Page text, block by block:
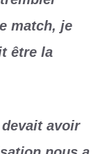
match, je
être la
avoir